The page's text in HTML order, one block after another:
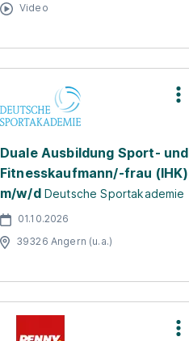
Video
Duale Ausbildung Sport- und
Fitnesskaufmann/-frau (IHK)
m/w/d Deutsche Sportakademie
01.10.2026
39326 Angern (u.a.)